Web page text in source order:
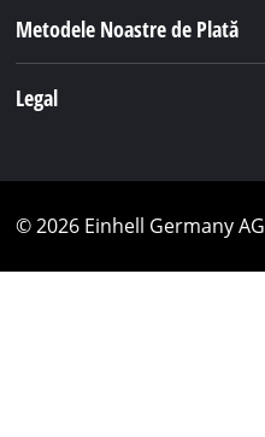
Metodele Noastre de Plată
Legal
© 2026 Einhell Germany AG